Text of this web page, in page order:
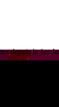
depuis le 1er